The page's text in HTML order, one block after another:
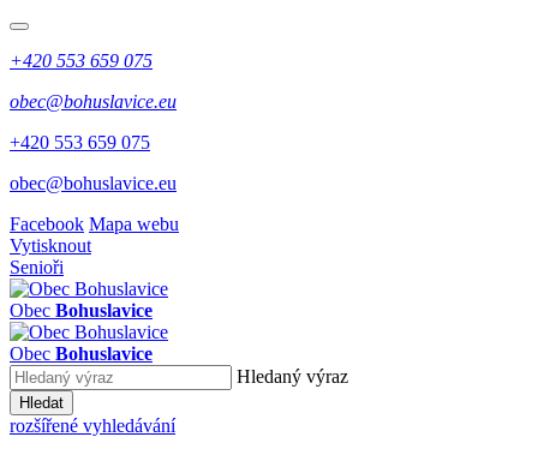
+420 553 659 075
obec@bohuslavice.eu
+420 553 659 075
obec@bohuslavice.eu
Facebook Mapa webu
Vytisknout
Senioři
Obec Bohuslavice
Obec Bohuslavice
Hledaný výraz
Hledat
rozšířené vyhledávání